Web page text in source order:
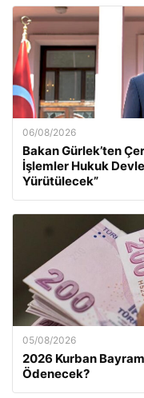
06/08/2026
Bakan Gürlek’ten
İşlemler Hukuk
Yürütülecek”
05/08/2026
2026 Kurban
Ödenecek?